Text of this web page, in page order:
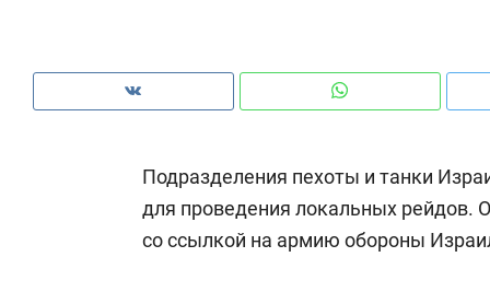
Подразделения пехоты и танки
для проведения локальных рейдов.
со ссылкой на армию обороны